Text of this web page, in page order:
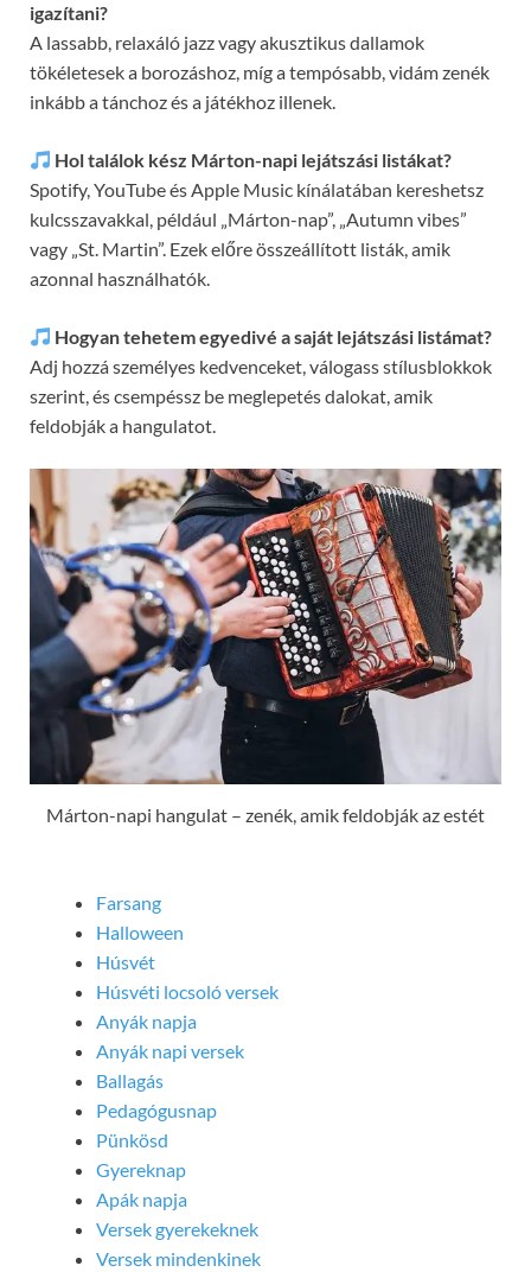
igazítani?
A lassabb, relaxáló jazz vagy akusztikus dallamok
tökéletesek a borozáshoz, míg a tempósabb, vidám zenék
inkább a tánchoz és a játékhoz illenek.
Hol találok kész Márton-napi lejátszási listákat?
Spotify, YouTube és Apple Music kínálatában kereshetsz
kulcsszavakkal, például „Márton-nap”, „Autumn vibes”
vagy „St. Martin”. Ezek előre összeállított listák, amik
azonnal használhatók.
Hogyan tehetem egyedivé a saját lejátszási listámat?
Adj hozzá személyes kedvenceket, válogass stílusblokkok
szerint, és csempéssz be meglepetés dalokat, amik
feldobják a hangulatot.
Márton-napi hangulat – zenék, amik feldobják az estét
Farsang
Halloween
Húsvét
Húsvéti locsoló versek
Anyák napja
Anyák napi versek
Ballagás
Pedagógusnap
Pünkösd
Gyereknap
Apák napja
Versek gyerekeknek
Versek mindenkinek